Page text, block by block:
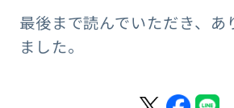
最後まで読んでいただき、あ
ました。